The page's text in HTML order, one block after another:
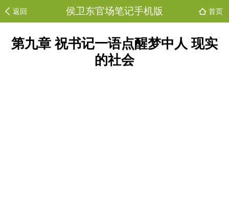
返回 侯卫东官场笔记手机版 首页
第九章 祝书记一语点醒梦中人 现实
的社会